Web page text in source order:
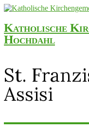
Katholische
Hochdahl
St.
Assisi